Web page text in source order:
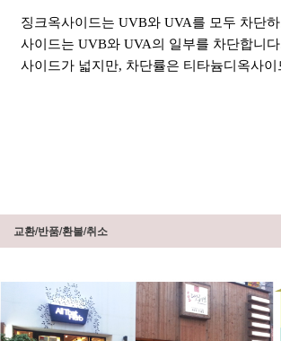
징크옥사이드는 UVB와 UVA를 모두 차단
사이드는 UVB와 UVA의 일부를 차단합니
사이드가 넓지만, 차단률은 티타늄디옥사이
교환/반품/환불/취소